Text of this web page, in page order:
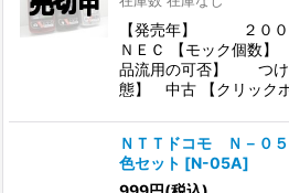
【発売年】 ２０
ＮＥＣ 【モック個数
品流用の可否】 つけ
態】 中古 【クリック
ＮＴＴドコモ Ｎ－０
色セット [N-05A]